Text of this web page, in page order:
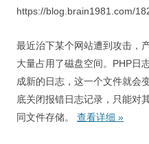
https://blog.brain1981.com/
最近治下某个网站遭到攻击，
大量占用了磁盘空间。PHP日
成新的日志，这一个文件就会
底关闭报错日志记录，只能对
同文件存储。 查看详细 »